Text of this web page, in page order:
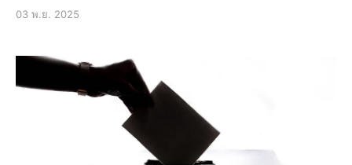
ภาคอุตสาหกรรมไทย การลงทุนในภาคอุตสาหกรรมไทยมี
แนวโน้มที่จะเพิ่มขึ้นอย่างต่
03 พ.ย. 2025